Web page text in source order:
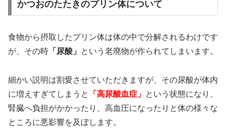
かつおのたたきのプリン体について
食物から摂取したプリン体は体の中で分解されるわけです
が、その時 「尿酸」 という老廃物が作られてしまいます。
細かい説明は割愛させていただきますが、その尿酸が体内
に増えすぎてしまうと
「高尿酸血症」 という状態になり、
腎臓へ負担がかかったり、高血圧になったりと体の様々な
ところに悪影響を及ぼします。